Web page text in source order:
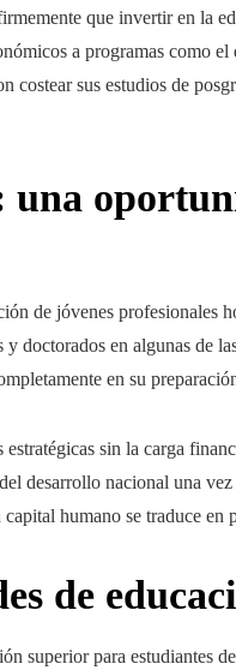
que invertir en la
a programas como
costear sus estudios de
de jóvenes profesionales
doctorados en algunas de
en su
sin la carga
desarrollo nacional una
humano se traduce en
de
superior para estudiantes